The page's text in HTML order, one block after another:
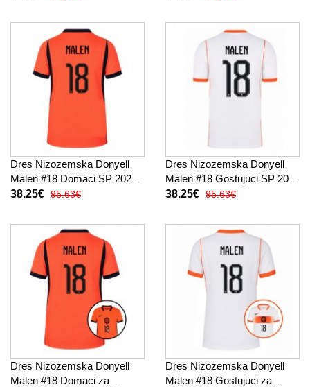
Dres Nizozemska Donyell
Malen #18 Domaci SP 2026
Kratak Rukav
38.25€ 95.63€
Dres Nizozemska Donyell
Malen #18 Gostujuci SP 2026
Kratak Rukav
38.25€ 95.63€
Dres Nizozemska Donyell
Malen #18 Domaci za
Dres Nizozemska Donyell
Malen #18 Gostujuci za